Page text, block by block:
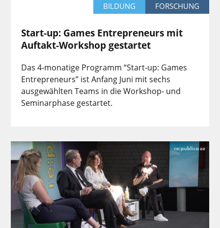
BILDUNG FORSCHUNG
Start-up: Games Entrepreneurs mit
Auftakt-Workshop gestartet
Das 4-monatige Programm “Start-up: Games
Entrepreneurs” ist Anfang Juni mit sechs
ausgewählten Teams in die Workshop- und
Seminarphase gestartet.